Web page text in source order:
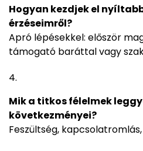
Hogyan kezdjek el
érzéseimről?
Apró lépésekkel: először
támogató baráttal vagy
Mik a titkos félelmek
következményei?
Feszültség,